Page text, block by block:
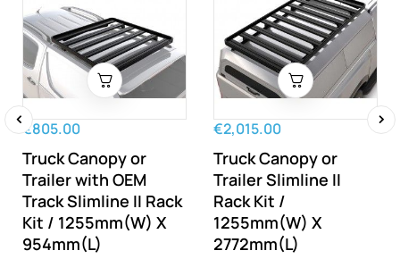
€805.00
Truck Canopy or
Trailer with OEM
Track Slimline II Rack
Kit / 1255mm(W) X
954mm(L)
€2,015.00
Truck Canopy or
Trailer Slimline II
Rack Kit /
1255mm(W) X
2772mm(L)